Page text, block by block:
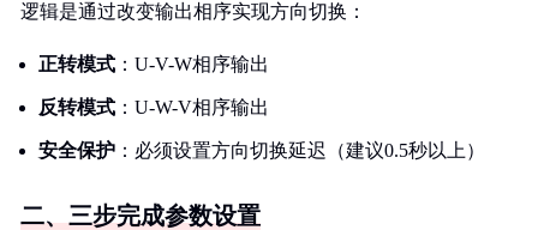
逻辑是通过改变输出相序实现方向切换：
正转模式 ：U-V-W相序输出
反转模式 ：U-W-V相序输出
安全保护 ：必须设置方向切换延迟（建议0.5秒以上）
二、三步完成参数设置